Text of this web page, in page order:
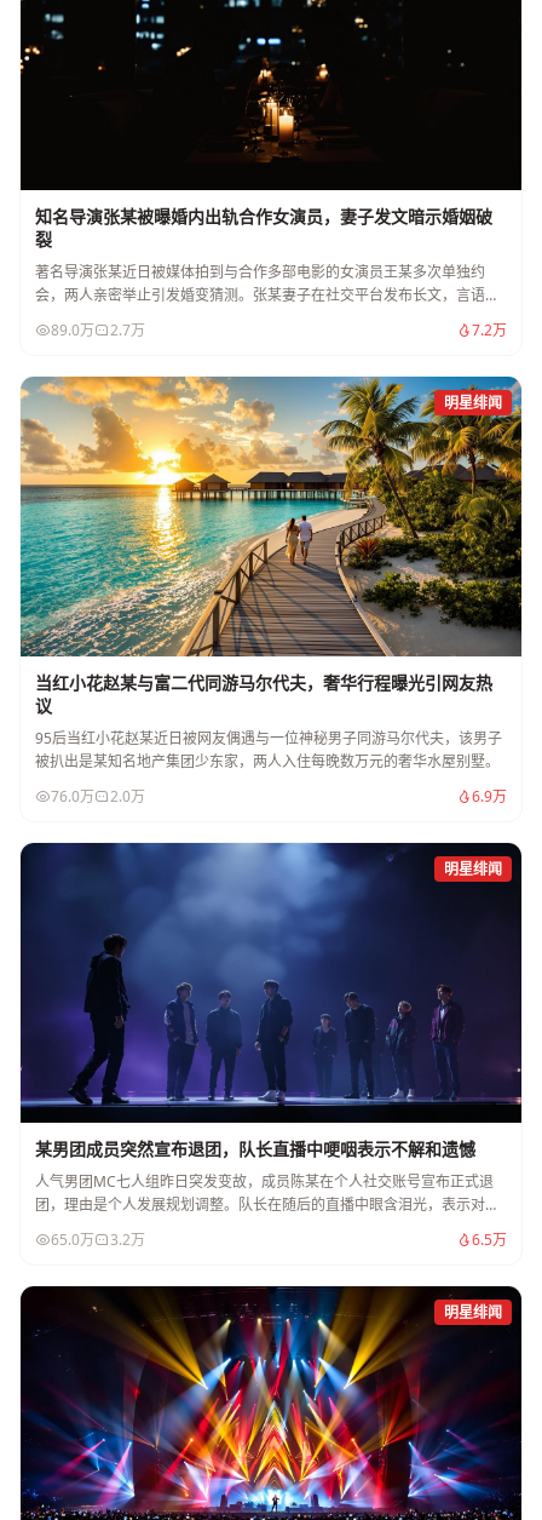
知名导演张某被曝婚内出轨合作女演员，妻子发文暗示婚姻破
裂
著名导演张某近日被媒体拍到与合作多部电影的女演员王某多次单独约
会，两人亲密举止引发婚变猜测。张某妻子在社交平台发布长文，言语中
89.0万 2.7万 7.2万
明星绯闻
当红小花赵某与富二代同游马尔代夫，奢华行程曝光引网友热
议
95后当红小花赵某近日被网友偶遇与一位神秘男子同游马尔代夫，该男子
被扒出是某知名地产集团少东家，两人入住每晚数万元的奢华水屋别墅。
76.0万
2.0万 6.9万
明星绯闻
某男团成员突然宣布退团，队长直播中哽咽表示不解和遗憾
人气男团MC七人组昨日突发变故，成员陈某在个人社交账号宣布正式退
团，理由是个人发展规划调整。队长在随后的直播中眼含泪光，表示对此
65.0万 3.2万 6.5万
明星绯闻